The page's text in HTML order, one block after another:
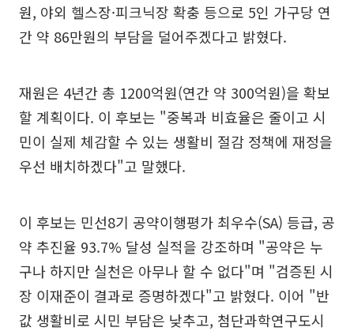
원, 야외 헬스장·피크닉장 확충 등으로 5인 가구당 연
간 약 86만원의 부담을 덜어주겠다고 밝혔다.
재원은 4년간 총 1200억원(연간 약 300억원)을 확보
할 계획이다. 이 후보는 "중복과 비효율은 줄이고 시
민이 실제 체감할 수 있는 생활비 절감 정책에 재정을
우선 배치하겠다"고 말했다.
이 후보는 민선8기 공약이행평가 최우수(SA) 등급, 공
약 추진율 93.7% 달성 실적을 강조하며 "공약은 누
구나 하지만 실천은 아무나 할 수 없다"며 "검증된 시
장 이재준이 결과로 증명하겠다"고 밝혔다. 이어 "반
값 생활비로 시민 부담은 낮추고, 첨단과학연구도시